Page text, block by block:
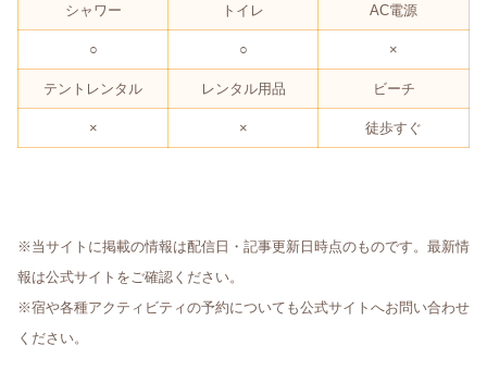
シャワー トイレ AC電源
○ ○ ×
テントレンタル レンタル用品 ビーチ
× × 徒歩すぐ
※当サイトに掲載の情報は配信日・記事更新日時点のものです。最新情
報は公式サイトをご確認ください。
※宿や各種アクティビティの予約についても公式サイトへお問い合わせ
ください。